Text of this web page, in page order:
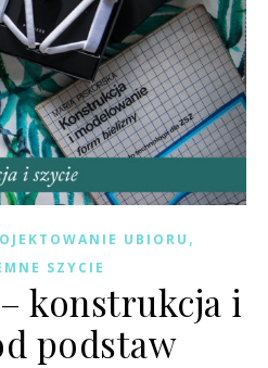
UBIORU ,
SZYCIE
konstrukcja i
podstaw